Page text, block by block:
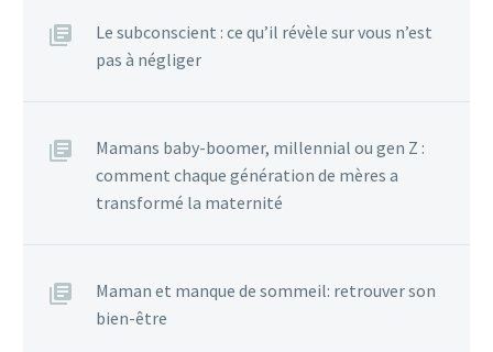
Le subconscient : ce qu’il révèle sur vous n’est
pas à négliger
Mamans baby-boomer, millennial ou gen Z :
comment chaque génération de mères a
transformé la maternité
Maman et manque de sommeil: retrouver son
bien-être